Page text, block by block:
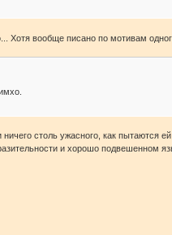
Хотя вообще писано по мотивам
столь ужасного, как пытаются
и хорошо подвешенном